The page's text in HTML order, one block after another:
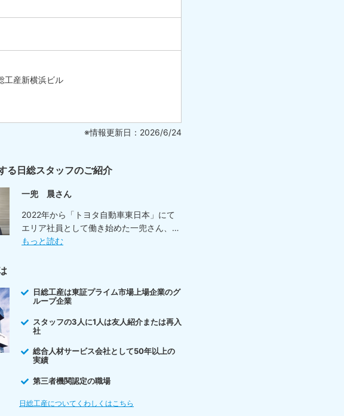
産新横浜ビル
※情報更新日：2026/6/24
る日総スタッフのご紹介
一兜 晨さん
2022年から「トヨタ自動車東日本」にて
エリア社員として働き始めた一兜さん、
もっと読む
日総工産は東証プライム市場上場企業のグ
ループ企業
スタッフの3人に1人は友人紹介または再入
社
総合人材サービス会社として50年以上の
実績
第三者機関認定の職場
日総工産についてくわしくはこちら